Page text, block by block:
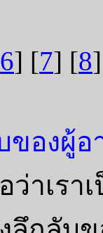
6] [7] [8
องผู้อ
าเรา